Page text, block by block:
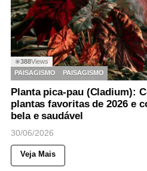
◉388Views
PAISAGISMO
PAISAGISMO
Planta pica-pau (Cladium):
plantas favoritas de 2026 e
bela e saudável
30/06/2026
Veja Mais